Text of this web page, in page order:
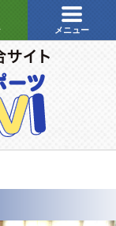
メニュー